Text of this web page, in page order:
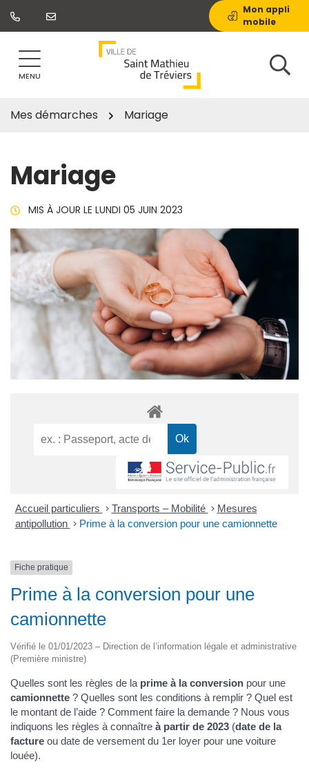
Aller
Mon appli
mobile
MENU
Mes démarches Mariage
Mariage
MIS À JOUR LE LUNDI 05 JUIN 2023
Accueil particuliers > Transports – Mobilité > Mesures
antipollution > Prime à la conversion pour une camionnette
Fiche pratique
Prime à la conversion pour une
camionnette
Vérifié le 01/01/2023 – Direction de l’information légale et administrative
(Première ministre)
Quelles sont les règles de la prime à la conversion pour une
camionnette ? Quelles sont les conditions à remplir ? Quel est
le montant de l’aide ? Comment faire la demande ? Nous vous
indiquons les règles à connaître à partir de 2023 (date de la
facture ou date de versement du 1er loyer pour une voiture
louée).